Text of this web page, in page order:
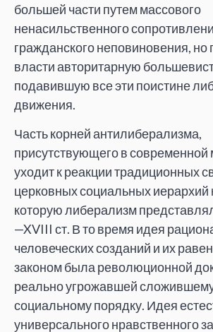
большей части путем массового
ненасильственного
гражданского неповиновения, но
власти авторитарную
подавившую все эти поистине
движения.
Часть корней антилиберализма,
присутствующего в современной
уходит к реакции традиционных
церковных социальных иерархий
которую либерализм
—XVIII ст. В то время идея
человеческих созданий и их
законом была революционной
реально угрожавшей
социальному порядку. Идея
универсального нравственного